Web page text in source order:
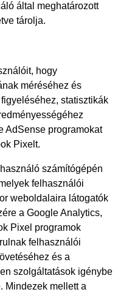
által meghatározott
tárolja.
hogy
méréséhez és
statisztikák
AdSense programokat
Pixelt.
számítógépén
felhasználói
weboldalaira látogatók
a Google Analytics,
Pixel programok
felhasználói
és a
szolgáltatások igénybe
Mindezek mellett a